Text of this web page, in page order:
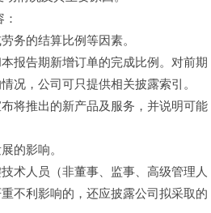
的结算比例等因素。
告期新增订单的完成比例。对前期
况，公司可只提供相关披露索引。
推出的新产品及服务，并说明可能
的影响。
人员（非董事、监事、高级管理人
不利影响的，还应披露公司拟采取的